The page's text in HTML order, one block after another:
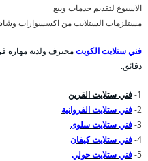
الاسبوع لتقديم خدمات وبيع
مستلزمات الستلايت من اكسسوارات
فني ستلايت الكويتمحترف ولديه مهارة
دقائق.
1- فني ستلايت القرين
2- فني ستلايت الفروانية
3- فني ستلايت سلوى
4- فني ستلايت كيفان
5- فني ستلايت حولي